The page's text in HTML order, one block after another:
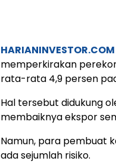
HARIANINVESTOR.COM
memperkirakan
rata-rata 4,9 persen
Hal tersebut didukung
membaiknya ekspor
Namun, para pembuat
ada sejumlah risiko.